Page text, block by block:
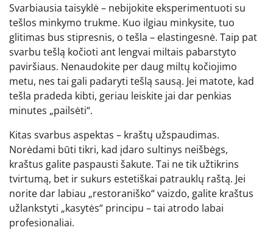
Svarbiausia taisyklė – nebijokite eksperimentuoti su
tešlos minkymo trukme. Kuo ilgiau minkysite, tuo
glitimas bus stipresnis, o tešla – elastingesnė. Taip pat
svarbu tešlą kočioti ant lengvai miltais pabarstyto
paviršiaus. Nenaudokite per daug miltų kočiojimo
metu, nes tai gali padaryti tešlą sausą. Jei matote, kad
tešla pradeda kibti, geriau leiskite jai dar penkias
minutes „pailsėti“.
Kitas svarbus aspektas – kraštų užspaudimas.
Norėdami būti tikri, kad įdaro sultinys neišbėgs,
kraštus galite paspausti šakute. Tai ne tik užtikrins
tvirtumą, bet ir sukurs estetiškai patrauklų raštą. Jei
norite dar labiau „restoraniško“ vaizdo, galite kraštus
užlankstyti „kasytės“ principu – tai atrodo labai
profesionaliai.